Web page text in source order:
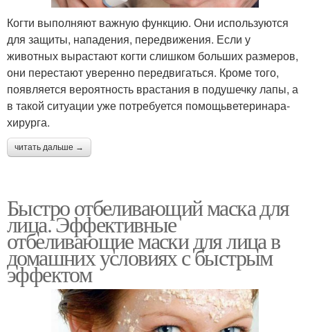
Когти выполняют важную функцию. Они используются
для защиты, нападения, передвижения. Если у
животных вырастают когти слишком больших размеров,
они перестают уверенно передвигаться. Кроме того,
появляется вероятность врастания в подушечку лапы, а
в такой ситуации уже потребуется помощьветеринара-
хирурга.
читать дальше →
Быстро отбеливающий маска для
лица. Эффективные
отбеливающие маски для лица в
домашних условиях с быстрым
эффектом